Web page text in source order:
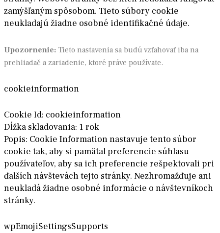
zamýšľaným spôsobom. Tieto súbory cookie
neukladajú žiadne osobné identifikačné údaje.
Upozornenie: Tieto nastavenia sa budú vzťahovať iba na
prehliadač a zariadenie, ktoré práve používate.
cookieinformation
Cookie Id: cookieinformation
Dĺžka skladovania: 1 rok
Popis: Cookie Information nastavuje tento súbor
cookie tak, aby si pamätal preferencie súhlasu
používateľov, aby sa ich preferencie rešpektovali pri
ďalších návštevách tejto stránky. Nezhromažďuje ani
neukladá žiadne osobné informácie o návštevníkoch
stránky.
wpEmojiSettingsSupports